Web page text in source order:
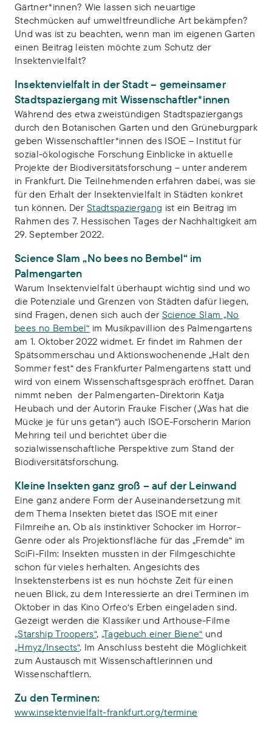
Gärtner*innen? Wie lassen sich neuartige
Stechmücken auf umweltfreundliche Art bekämpfen?
Und was ist zu beachten, wenn man im eigenen Garten
einen Beitrag leisten möchte zum Schutz der
Insektenvielfalt?
Insektenvielfalt in der Stadt – gemeinsamer
Stadtspaziergang mit Wissenschaftler*innen
Während des etwa zweistündigen Stadtspaziergangs
durch den Botanischen Garten und den Grüneburgpark
geben Wissenschaftler*innen des ISOE – Institut für
sozial-ökologische Forschung Einblicke in aktuelle
Projekte der Biodiversitätsforschung – unter anderem
in Frankfurt. Die Teilnehmenden erfahren dabei, was sie
für den Erhalt der Insektenvielfalt in Städten konkret
tun können. DerStadtspaziergang ist ein Beitrag im
Rahmen des 7. Hessischen Tages der Nachhaltigkeit am
29. September 2022.
Science Slam „No bees no Bembel“ im
Palmengarten
Warum Insektenvielfalt überhaupt wichtig sind und wo
die Potenziale und Grenzen von Städten dafür liegen,
sind Fragen, denen sich auch der Science Slam „No
bees no Bembel“ im Musikpavillion des Palmengartens
am 1. Oktober 2022 widmet. Er findet im Rahmen der
Spätsommerschau und Aktionswochenende „Halt den
Sommer fest“ des Frankfurter Palmengartens statt und
wird von einem Wissenschaftsgespräch eröffnet. Daran
nimmt neben der Palmengarten-Direktorin Katja
Heubach und der Autorin Frauke Fischer („Was hat die
Mücke je für uns getan“) auch ISOE-Forscherin Marion
Mehring teil und berichtet über die
sozialwissenschaftliche Perspektive zum Stand der
Biodiversitätsforschung.
Kleine Insekten ganz groß – auf der Leinwand
Eine ganz andere Form der Auseinandersetzung mit
dem Thema Insekten bietet das ISOE mit einer
Filmreihe an. Ob als instinktiver Schocker im Horror-
Genre oder als Projektionsfläche für das „Fremde“ im
SciFi-Film: Insekten mussten in der Filmgeschichte
schon für vieles herhalten. Angesichts des
Insektensterbens ist es nun höchste Zeit für einen
neuen Blick, zu dem Interessierte an drei Terminen im
Oktober in das Kino Orfeo‘s Erben eingeladen sind.
Gezeigt werden die Klassiker und Arthouse-Filme
„Starship Troopers“, „Tagebuch einer Biene“ und
„Hmyz/Insects“. Im Anschluss besteht die Möglichkeit
zum Austausch mit Wissenschaftlerinnen und
Wissenschaftlern.
Zu den Terminen:
www.insektenvielfalt-frankfurt.org/termine